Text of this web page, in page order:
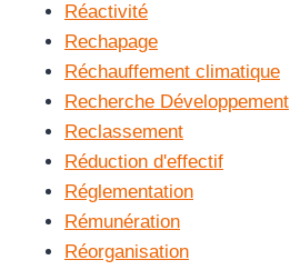
Réactivité
Rechapage
Réchauffement climatique
Recherche Développement
Reclassement
Réduction d'effectif
Réglementation
Rémunération
Réorganisation